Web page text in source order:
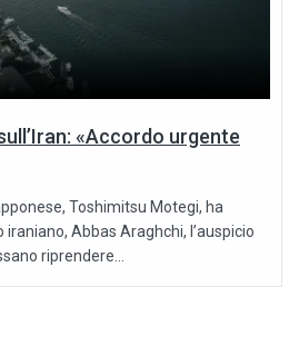
«Accordo urgente
Toshimitsu Motegi, ha
Abbas Araghchi, l’auspicio
riprendere...